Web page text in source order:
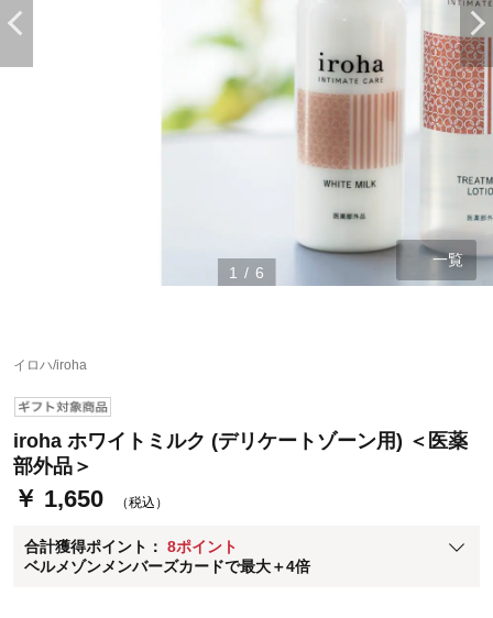
1 / 6
一覧
イロハ/iroha
iroha ホワイトミルク (デリケートゾーン用) ＜医薬
部外品＞
￥ 1,650 （税込）
合計獲得ポイント： 8ポイント
ベルメゾンメンバーズカードで最大＋4倍
通常商品送料無料 返品引取無料（JCBのみ）
即時入会なら更に500円OFFクーポンプレゼント
※メンバーズカードの加算ポイントはステージ倍率適用前の基本ポイント
に対して適用されます。